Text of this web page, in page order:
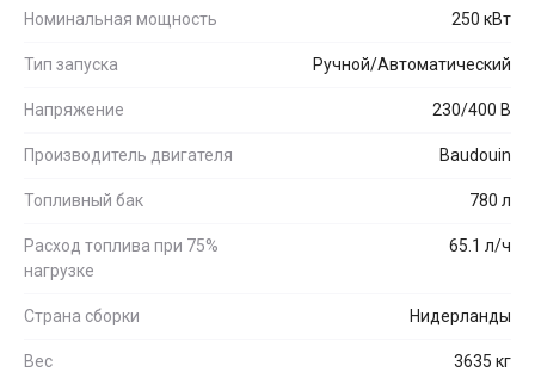
Номинальная мощность 250 кВт
Тип запуска Ручной/Автоматический
Напряжение 230/400 В
Производитель двигателя Baudouin
Топливный бак 780 л
Расход топлива при 75%
нагрузке
65.1 л/ч
Страна сборки Нидерланды
Вес 3635 кг